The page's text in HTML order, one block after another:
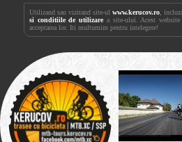
Utilizand sau vizitand site-ulwww.kerucov.ro ,
si conditiile de utilizare a site-ului. Acest
acceptarea lor. Iti multumim pentru intelegere!